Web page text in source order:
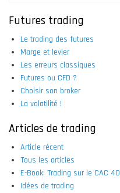
Futures trading
Le trading des futures
Marge et levier
Les erreurs classiques
Futures ou CFD ?
Choisir son broker
La volatilité !
Articles de trading
Article récent
Tous les articles
E-Book: Trading sur le CAC 40
Idées de trading